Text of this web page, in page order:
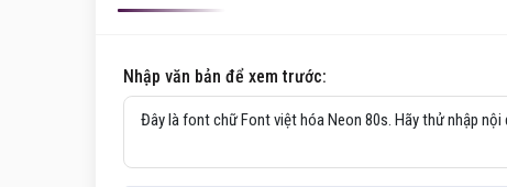
Nhập văn bản để xem trước: